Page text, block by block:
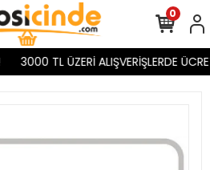
3000 TL ÜZERİ ALIŞVERİŞLERDE
0